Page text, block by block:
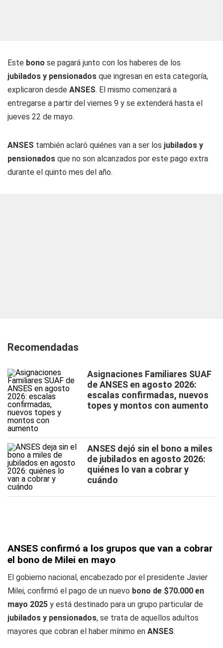
Este bono se pagará junto con los haberes de los
jubilados y pensionados que ingresan en esta categoría,
explicaron desde ANSES. El mismo comenzará a
entregarse a partir del viernes 9 y se extenderá hasta el
jueves 22 de mayo.
ANSES también aclaró quiénes van a ser los jubilados y
pensionados que no son alcanzados por este pago extra
durante el quinto mes del año.
Recomendadas
Asignaciones Familiares SUAF
de ANSES en agosto 2026:
escalas confirmadas, nuevos
topes y montos con aumento
ANSES dejó sin el bono a miles
de jubilados en agosto 2026:
quiénes lo van a cobrar y
cuándo
ANSES confirmó a los grupos que van a cobrar
el bono de Milei en mayo
El gobierno nacional, encabezado por el presidente Javier
Milei, confirmó el pago de un nuevo bono de $70.000 en
mayo 2025 y está destinado para un grupo particular de
jubilados y pensionados, se trata de aquellos adultos
mayores que cobran el haber mínimo en ANSES.